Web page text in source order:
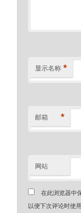
显示名称 *
邮箱 *
网站
在此浏览器中
以便下次评论时使用